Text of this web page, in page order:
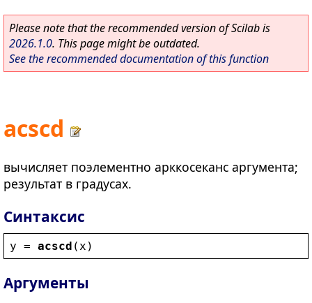
Please note that the recommended version of Scilab is
2026.1.0. This page might be outdated.
See the recommended documentation of this function
acscd
вычисляет поэлементно арккосеканс аргумента;
результат в градусах.
Синтаксис
y = acscd ( x )
Аргументы